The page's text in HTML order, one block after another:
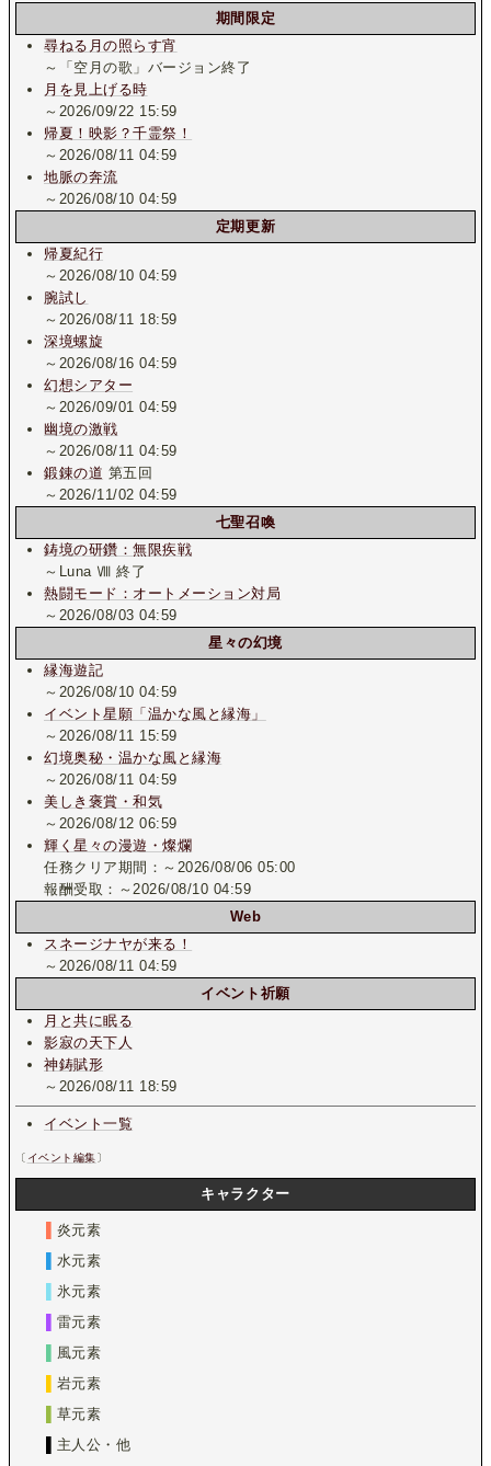
期間限定
尋ねる月の照らす宵
～「空月の歌」バージョン終了
月を見上げる時
～2026/09/22 15:59
帰夏！映影？千霊祭！
～2026/08/11 04:59
地脈の奔流
～2026/08/10 04:59
定期更新
帰夏紀行
～2026/08/10 04:59
腕試し
～2026/08/11 18:59
深境螺旋
～2026/08/16 04:59
幻想シアター
～2026/09/01 04:59
幽境の激戦
～2026/08/11 04:59
鍛錬の道 第五回
～2026/11/02 04:59
七聖召喚
鋳境の研鑽：無限疾戦
～Luna Ⅷ 終了
熱闘モード：オートメーション対局
～2026/08/03 04:59
星々の幻境
縁海遊記
～2026/08/10 04:59
イベント星願「温かな風と縁海」
～2026/08/11 15:59
幻境奥秘・温かな風と縁海
～2026/08/11 04:59
美しき褒賞・和気
～2026/08/12 06:59
輝く星々の漫遊・燦爛
任務クリア期間：～2026/08/06 05:00
報酬受取：～2026/08/10 04:59
Web
スネージナヤが来る！
～2026/08/11 04:59
イベント祈願
月と共に眠る
影寂の天下人
神鋳賦形
～2026/08/11 18:59
イベント一覧
〔 イベント編集〕
キャラクター
炎元素
水元素
氷元素
雷元素
風元素
岩元素
草元素
主人公・他